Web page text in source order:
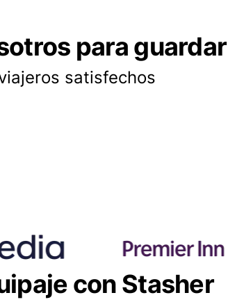
para
satisfechos
con Stasher